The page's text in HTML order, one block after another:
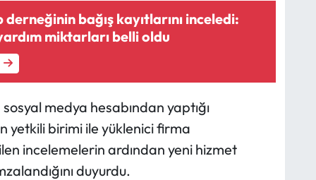
bağış kayıtlarını inceledi:
miktarları belli oldu
medya hesabından yaptığı
yetkili birimi ile yüklenici firma
incelemelerin ardından yeni hizmet
duyurdu.